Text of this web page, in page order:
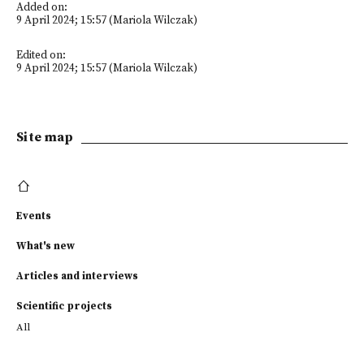
Added on:
9 April 2024; 15:57 (Mariola Wilczak)
Edited on:
9 April 2024; 15:57 (Mariola Wilczak)
Site map
Events
What's new
Articles and interviews
Scientific projects
All